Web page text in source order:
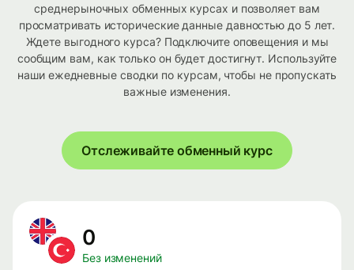
среднерыночных обменных курсах и позволяет вам
просматривать исторические данные давностью до 5 лет.
Ждете выгодного курса? Подключите оповещения и мы
сообщим вам, как только он будет достигнут. Используйте
наши ежедневные сводки по курсам, чтобы не пропускать
важные изменения.
Отслеживайте обменный курс
0
Без изменений